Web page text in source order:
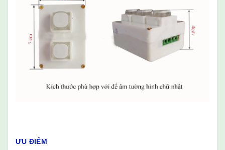
ƯU ĐIỂM